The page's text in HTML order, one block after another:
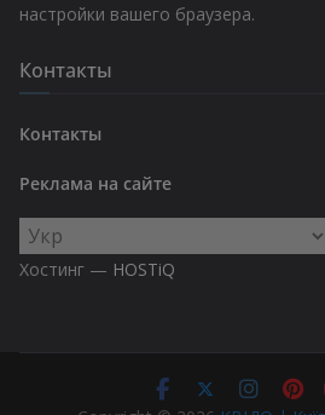
настройки вашего браузера.
Контакты
Контакты
Реклама на сайте
Выбрать
язык
Хостинг — HOSTiQ